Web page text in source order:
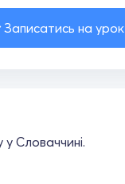
Записатись на урок
Словаччині.